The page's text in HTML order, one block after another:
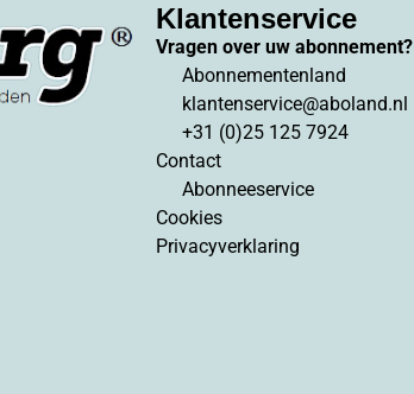
Klantenservice
Vragen over uw abonnement?
Abonnementenland
klantenservice@aboland.nl
+31 (0)25 125 7924
Contact
Abonneeservice
Cookies
Privacyverklaring